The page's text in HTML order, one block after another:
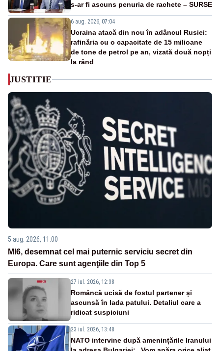
s-ar fi ascuns penuria de rachete – SURSE
6 aug. 2026, 07:04
Ucraina atacă din nou în adâncul Rusiei:
rafinăria cu o capacitate de 15 milioane
de tone de petrol pe an, vizată două nopți
la rând
JUSTITIE
5 aug. 2026, 11:00
MI6, desemnat cel mai puternic serviciu secret din
Europa. Care sunt agenţiile din Top 5
27 iul. 2026, 12:38
Româncă ucisă de fostul partener și
ascunsă în lada patului. Detaliul care a
ridicat suspiciuni
23 iul. 2026, 13:48
NATO intervine după amenințările Iranului